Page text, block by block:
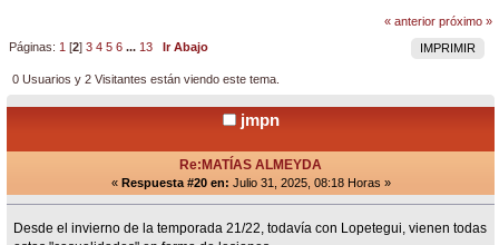
« anterior próximo »
IMPRIMIR
Páginas: 1 [2]3 4 5 6 ... 13 Ir Abajo
0 Usuarios y 2 Visitantes están viendo este tema.
jmpn
Re:MATÍAS ALMEYDA
« Respuesta #20 en: Julio 31, 2025, 08:18 Horas »
Desde el invierno de la temporada 21/22, todavía con Lopetegui, vienen todas